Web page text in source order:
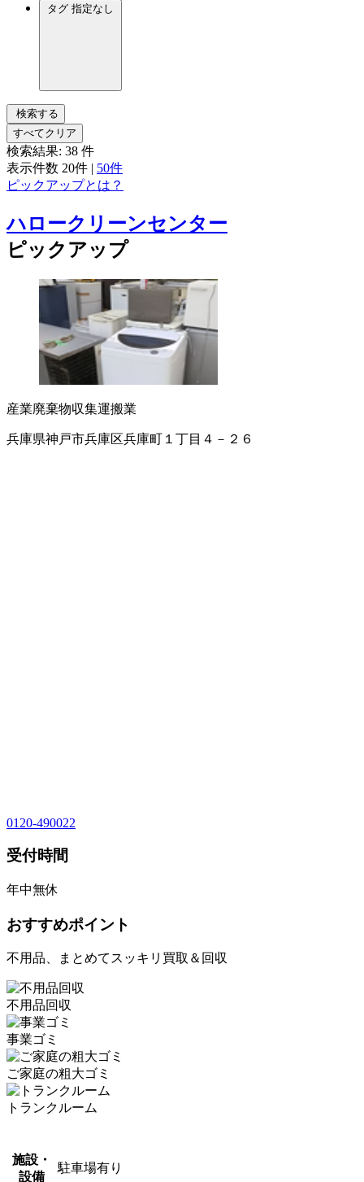
タグ 指定なし
検索する
すべてクリア
検索結果: 38 件
表示件数 20件 | 50件
ピックアップとは？
ハロークリーンセンター
ピックアップ
産業廃棄物収集運搬業
兵庫県神戸市兵庫区兵庫町１丁目４－２６
0120-490022
受付時間
年中無休
おすすめポイント
不用品、まとめてスッキリ買取＆回収
不用品回収
事業ゴミ
ご家庭の粗大ゴミ
トランクルーム
施設・
設備
駐車場有り